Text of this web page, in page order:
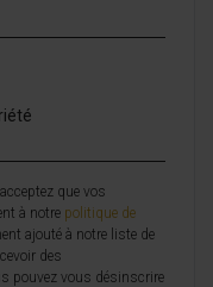
que vos
à notre politique de
ajouté à notre liste de
des
pouvez vous désinscrire